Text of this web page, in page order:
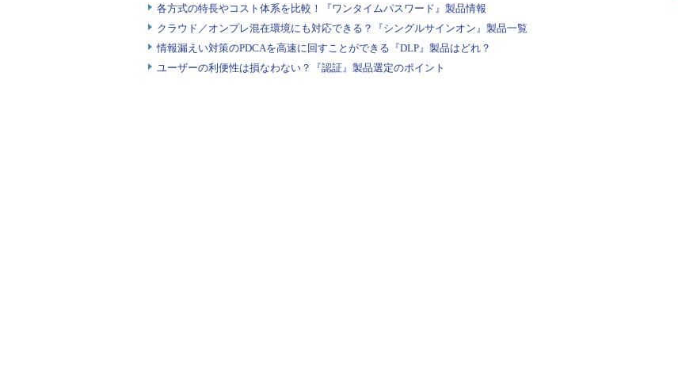
16：全ての仮想マシンのドメイン参加が完了したら、作業用PCの［リモート デス
クトップ接続］を使用し、仮想マシン「adds001」に接続します
17：仮想マシンadds001上で、［スタート］－［Windows 管理ツール］－［Active
Directory ユーザーとコンピューター］を選択します
各方式の特長やコスト体系を比較！『ワンタイムパスワード』製品情報
クラウド／オンプレ混在環境にも対応できる？『シングルサインオン』製品一覧
情報漏えい対策のPDCAを高速に回すことができる『DLP』製品はどれ？
ユーザーの利便性は損なわない？『認証』製品選定のポイント